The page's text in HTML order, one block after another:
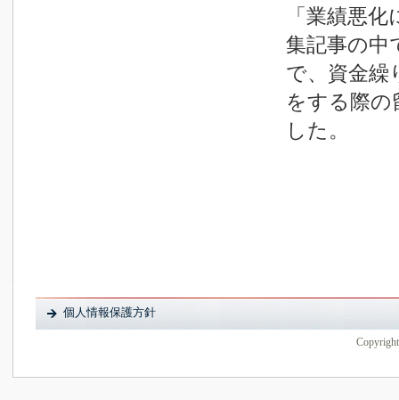
「業績悪
集記事の中
で、資金繰
をする際の
した。
個人情報保護方針